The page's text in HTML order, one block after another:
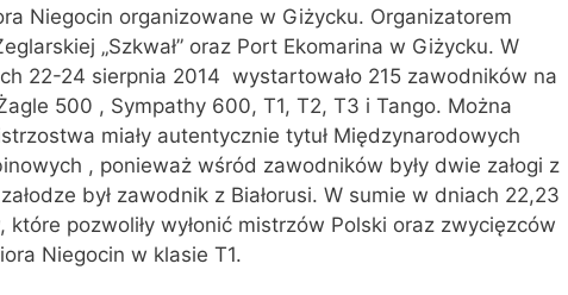
Niegocin organizowane w Giżycku. Organizatorem
„Szkwał” oraz Port Ekomarina w Giżycku. W
22-24 sierpnia 2014 wystartowało 215 zawodników na
500 , Sympathy 600, T1, T2, T3 i Tango. Można
miały autentycznie tytuł Międzynarodowych
, ponieważ wśród zawodników były dwie załogi z
był zawodnik z Białorusi. W sumie w dniach 22,23
pozwoliły wyłonić mistrzów Polski oraz zwycięzców
Niegocin w klasie T1.